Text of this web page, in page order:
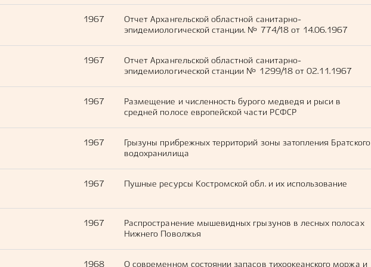
1967
Отчет Архангельской областной санитарно-
эпидемиологической станции. № 774/18 от 14.06.1967
1967
Отчет Архангельской областной санитарно-
эпидемиологической станции № 1299/18 от 02.11.1967
1967
Размещение и численность бурого медведя и рыси в
средней полосе европейской части РСФСР
1967
Грызуны прибрежных территорий зоны затопления Братского
водохранилища
1967 Пушные ресурсы Костромской обл. и их использование
1967
Распространение мышевидных грызунов в лесных полосах
Нижнего Поволжья
1968 О современном состоянии запасов тихоокеанского моржа и